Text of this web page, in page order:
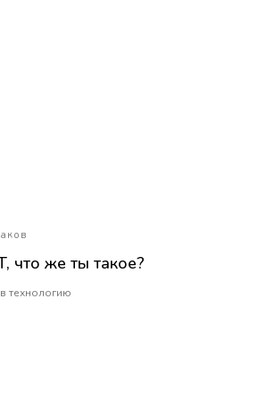
что же ты такое?
технологию